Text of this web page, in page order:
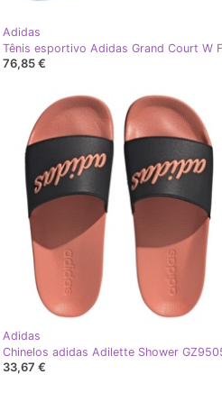
Adidas
76,85 €
Adidas
33,67 €